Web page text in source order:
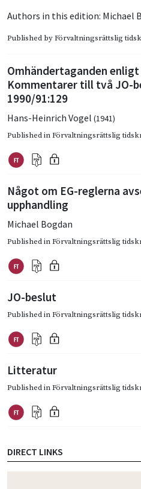
Authors in this edition: Michael
Published byFörvaltningsrättslig
Omhändertaganden
Kommentarer till två JO-
1990/91:129
Hans-Heinrich Vogel (1941)
Published inFörvaltningsrättslig
Något om EG-reglerna
upphandling
Michael Bogdan
Published inFörvaltningsrättslig
JO-beslut
Published inFörvaltningsrättslig
Litteratur
Published inFörvaltningsrättslig
DIRECT LINKS